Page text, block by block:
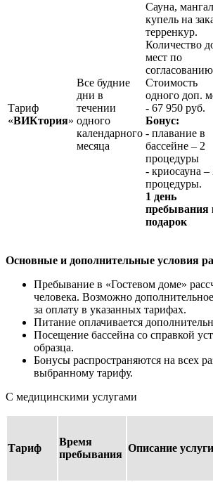
Тариф
«ВИКтория»
Все будние
дни в
течении
одного
календарного
месяца
Сауна,
купель на
терренкур.
Количество
мест по
Стоимость
одного доп.
- 67 950 руб.
Бонус:
- плавание в
бассейне – 2
процедуры
- криосауна –
процедуры.
1 день
пребывания
подарок
Основные и дополнительные условия
Пребывание в «Гостевом доме»
человека. Возможно
за оплату в указанных тарифах.
Питание оплачивается
Посещение бассейна со справкой
образца.
Бонусы распространяются на всех
выбранному тарифу.
С медицинскими услугами
Тариф
Время
пребывания
Описание услуги